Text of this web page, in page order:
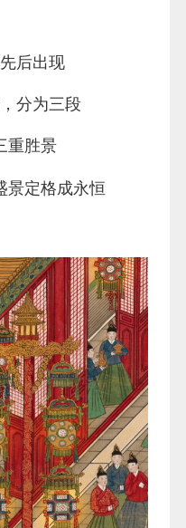
后出现
分为三段
重胜景
景定格成永恒